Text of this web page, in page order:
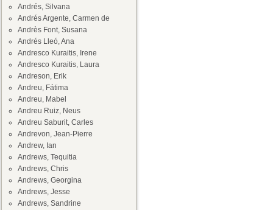
Andrés, Silvana
Andrés Argente, Carmen de
Andrès Font, Susana
Andrés Lleó, Ana
Andresco Kuraitis, Irene
Andresco Kuraitis, Laura
Andreson, Erik
Andreu, Fátima
Andreu, Mabel
Andreu Ruiz, Neus
Andreu Saburit, Carles
Andrevon, Jean-Pierre
Andrew, Ian
Andrews, Tequitia
Andrews, Chris
Andrews, Georgina
Andrews, Jesse
Andrews, Sandrine